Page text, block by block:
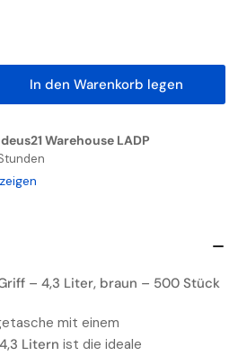
In den Warenkorb legen
deus21 Warehouse LADP
– 4,3 Liter, braun – 500 Stück
mit einem
4,3 Litern ist die ideale